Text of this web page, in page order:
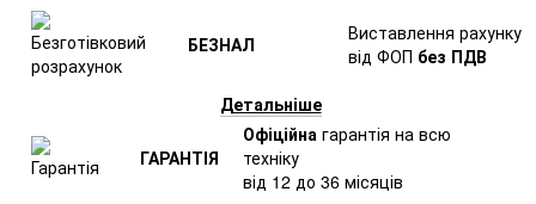
БЕЗНАЛ
Виставлення рахунку
від ФОП без ПДВ
Детальніше
ГАРАНТІЯ
Офіційна гарантія на всю
техніку
від 12 до 36 місяців